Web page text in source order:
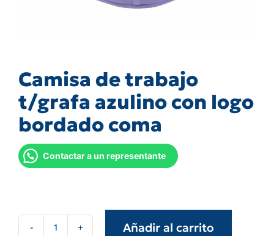
Camisa de trabajo
t/grafa azulino con logo
bordado coma
Contactar a un representante
Añadir al carrito